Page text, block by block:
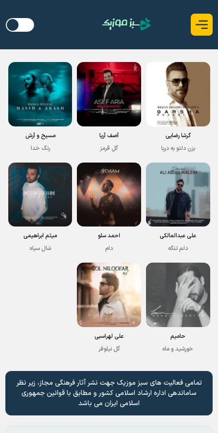
گرشا رضایی
بزن دلتو به دریا
آصف آریا
گل قرمز
مسیح و آرش
رنگ خدا
علی عبدالمالکی
دلم تنگه
احمد سلو
دام
میثم ابراهیمی
شال سیاه
حامیم
خورشید و ماه
علی لهراسبی
گل نیلوفر
تمامی فعالیت های سبز موزیک جهت نشر آثار فرهنگی مجاز، زیر نظر
ساماندهی اداره ارشاد اسلامی کشور و مطابق با قوانین جمهوری
اسلامی ایران می باشد